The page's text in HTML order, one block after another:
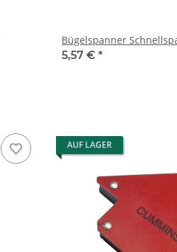
Bügelspanner
5,57 € *
AUF LAGER